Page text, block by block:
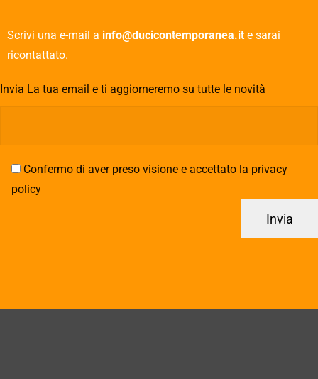
Scrivi una e-mail a info@ducicontemporanea.it e sarai
ricontattato.
Invia La tua email e ti aggiorneremo su tutte le novità
Confermo di aver preso visione e accettato la privacy
policy